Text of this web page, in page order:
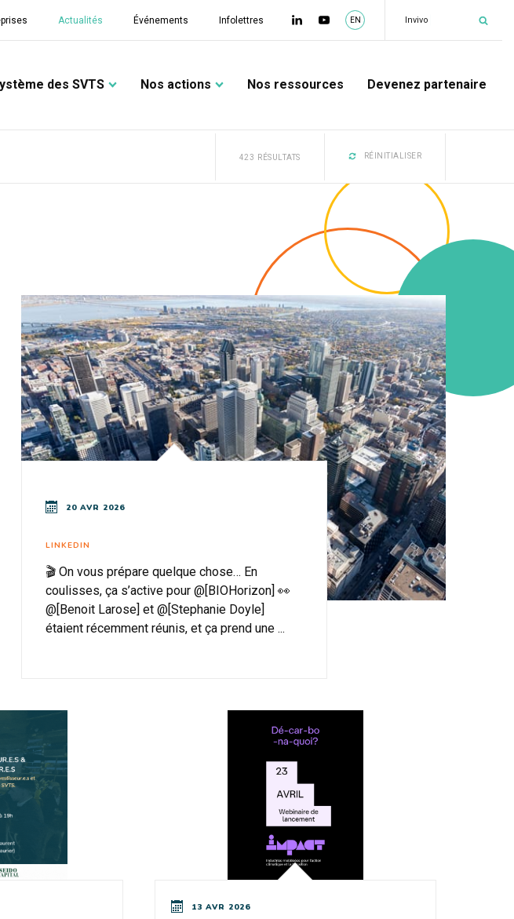
Actualités Événements Infolettres EN Invivo
des SVTS Nos actions Nos ressources Devenez partenaire
423 RÉSULTATS RÉINITIALISER
20 AVR 2026
LINKEDIN
🎬 On vous prépare quelque chose… En
coulisses, ça s’active pour @[BIOHorizon] 👀
@[Benoit Larose] et @[Stephanie Doyle]
étaient récemment réunis, et ça prend une ...
13 AVR 2026